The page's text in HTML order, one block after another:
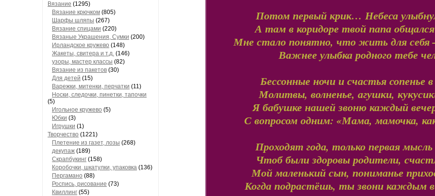
Вязание (1295)
Вязание крючком (805)
Шарфы шляпы (267)
Вязание спицами (220)
Вязаные Украшения, Сумки (200)
Ирландское кружево (148)
Жакеты, свитера и т.д. (146)
узоры, мастер классы (82)
Вязание из пакетов (30)
Для детей (15)
Варежки, митенки, перчатки (11)
Носки, следочки, пинетки, тапочки
(5)
Игольное кружево (5)
Юбки (3)
Игрушки (1)
Творчество (1221)
Плетение из газет, лозы (268)
декупаж (189)
Скрапбукинг (158)
Коробочки, шкатулки, упаковка (136)
Пергамано (88)
Роспись, рисование (73)
Квиллинг (55)
Потом первый крик… Небеса
А там в коридоре твой папа
Мне стало понятно, что жить для себя
Важнее улыбка родного тебе
Бессонные ночи и счастья сопенье
Молитвы, волненье, агушки,
Я бабушке нашей звоню каждый
С вопросом одним: «Мама, мамочка,
Проходят года, только первая
Чтоб были здоровы родители,
Мой маленький сын, пониманье
Когда подрастёшь, ты звони каждым